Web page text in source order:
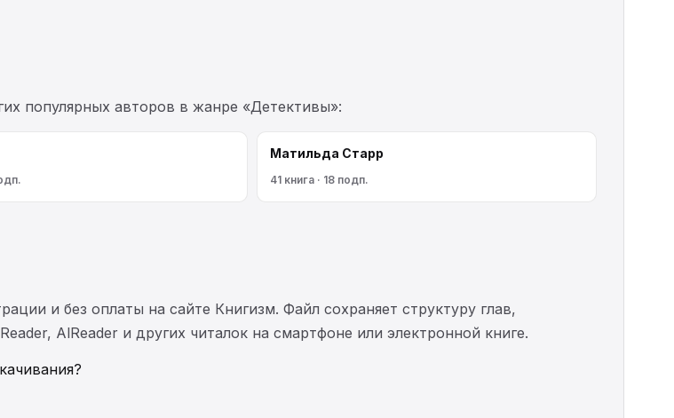
популярных авторов в жанре «Детективы»:
Матильда Старр
41 книга · 18 подп.
и без оплаты на сайте Книгизм. Файл сохраняет структуру глав,
AlReader и других читалок на смартфоне или электронной книге.